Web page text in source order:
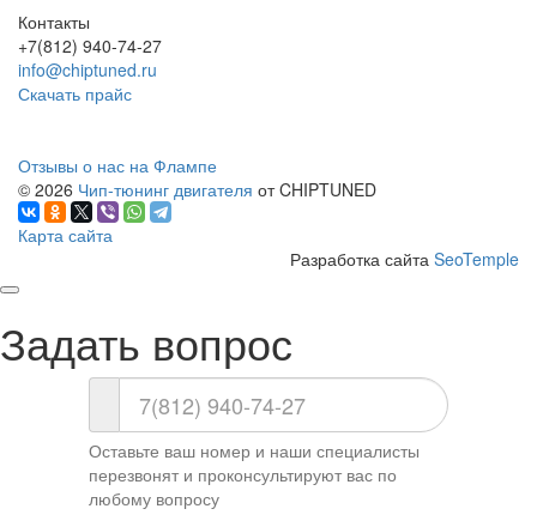
Контакты
+7(812) 940-74-27
info@chiptuned.ru
Скачать прайс
Отзывы о нас на Флампе
© 2026 Чип-тюнинг двигателя от CHIPTUNED
Карта сайта
Разработка сайта SeoTemple
Задать вопрос
Оставьте ваш номер и наши специалисты
перезвонят и проконсультируют вас по
любому вопросу